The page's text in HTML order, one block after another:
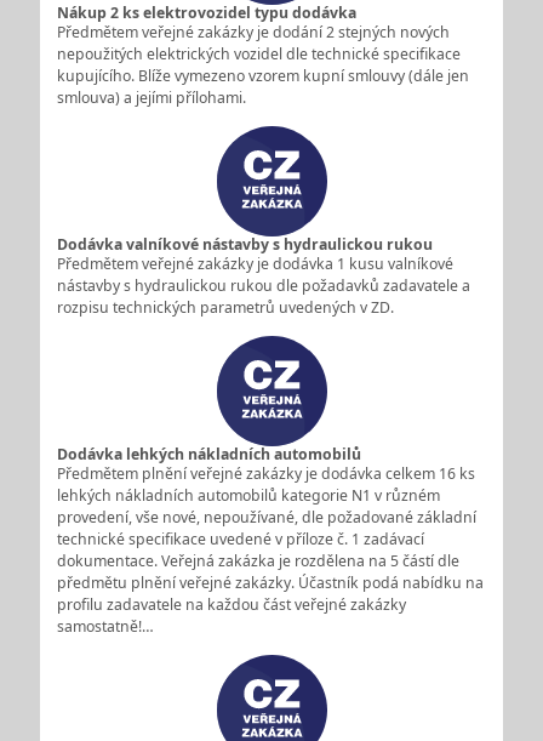
Nákup 2 ks elektrovozidel typu dodávka
Předmětem veřejné zakázky je dodání 2 stejných nových
nepoužitých elektrických vozidel dle technické specifikace
kupujícího. Blíže vymezeno vzorem kupní smlouvy (dále jen
smlouva) a jejími přílohami.
Dodávka valníkové nástavby s hydraulickou rukou
Předmětem veřejné zakázky je dodávka 1 kusu valníkové
nástavby s hydraulickou rukou dle požadavků zadavatele a
rozpisu technických parametrů uvedených v ZD.
Dodávka lehkých nákladních automobilů
Předmětem plnění veřejné zakázky je dodávka celkem 16 ks
lehkých nákladních automobilů kategorie N1 v různém
provedení, vše nové, nepoužívané, dle požadované základní
technické specifikace uvedené v příloze č. 1 zadávací
dokumentace. Veřejná zakázka je rozdělena na 5 částí dle
předmětu plnění veřejné zakázky. Účastník podá nabídku na
profilu zadavatele na každou část veřejné zakázky
samostatně!…